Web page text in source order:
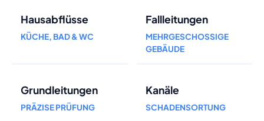
Hausabflüsse
KÜCHE, BAD & WC
Fallleitungen
MEHRGESCHOSSIGE
GEBÄUDE
Grundleitungen
PRÄZISE PRÜFUNG
Kanäle
SCHADENSORTUNG